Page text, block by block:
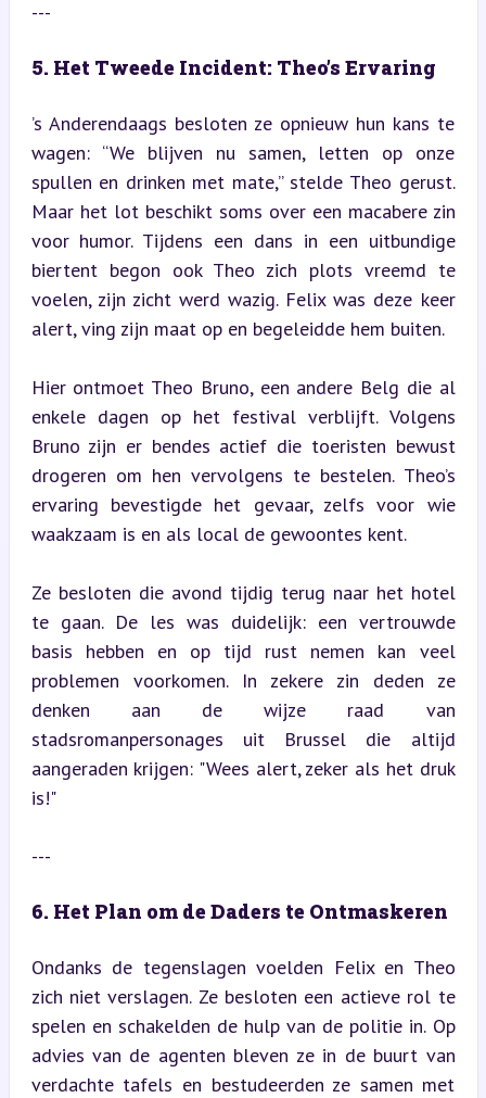
---
5. Het Tweede Incident: Theo’s Ervaring
’s Anderendaags besloten ze opnieuw hun kans te
wagen: “We blijven nu samen, letten op onze
spullen en drinken met mate,” stelde Theo gerust.
Maar het lot beschikt soms over een macabere zin
voor humor. Tijdens een dans in een uitbundige
biertent begon ook Theo zich plots vreemd te
voelen, zijn zicht werd wazig. Felix was deze keer
alert, ving zijn maat op en begeleidde hem buiten.
Hier ontmoet Theo Bruno, een andere Belg die al
enkele dagen op het festival verblijft. Volgens
Bruno zijn er bendes actief die toeristen bewust
drogeren om hen vervolgens te bestelen. Theo’s
ervaring bevestigde het gevaar, zelfs voor wie
waakzaam is en als local de gewoontes kent.
Ze besloten die avond tijdig terug naar het hotel
te gaan. De les was duidelijk: een vertrouwde
basis hebben en op tijd rust nemen kan veel
problemen voorkomen. In zekere zin deden ze
denken aan de wijze raad van
stadsromanpersonages uit Brussel die altijd
aangeraden krijgen: "Wees alert, zeker als het druk
is!"
---
6. Het Plan om de Daders te Ontmaskeren
Ondanks de tegenslagen voelden Felix en Theo
zich niet verslagen. Ze besloten een actieve rol te
spelen en schakelden de hulp van de politie in. Op
advies van de agenten bleven ze in de buurt van
verdachte tafels en bestudeerden ze samen met